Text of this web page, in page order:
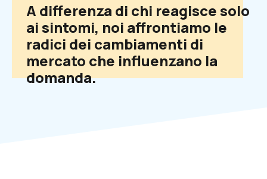
A differenza di chi reagisce solo
ai sintomi, noi affrontiamo le
radici dei cambiamenti di
mercato che influenzano la
domanda.